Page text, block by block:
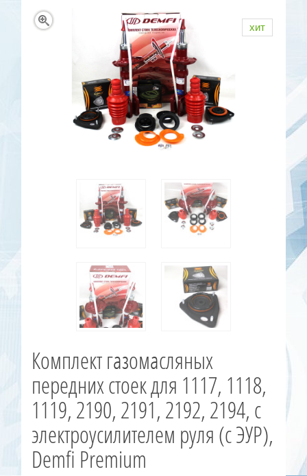
хит
Комплект газомасляных
передних стоек для 1117, 1118,
1119, 2190, 2191, 2192, 2194, с
электроусилителем руля (с ЭУР),
Demfi Premium